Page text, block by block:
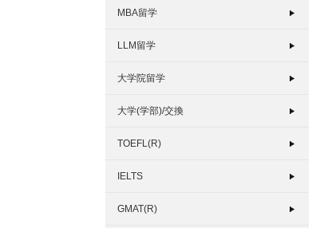
MBA留学
LLM留学
大学院留学
大学(学部)/交換
TOEFL(R)
IELTS
GMAT(R)